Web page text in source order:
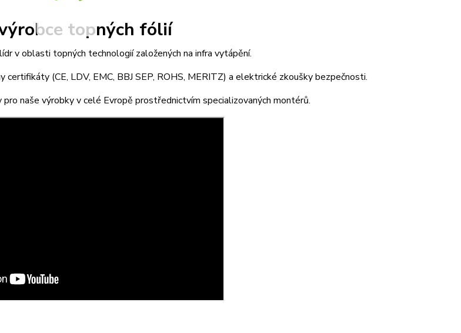
topných fólií
v oblasti topných technologií založených na infra vytápění.
certifikáty (CE, LDV, EMC, BBJ SEP, ROHS, MERITZ) a elektrické zkoušky bezpečnosti.
pro naše výrobky v celé Evropě prostřednictvím specializovaných montérů.